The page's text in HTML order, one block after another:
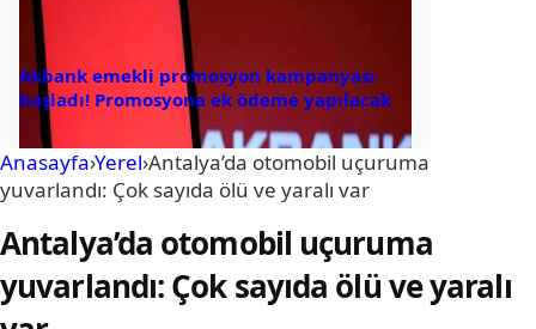
Akbank emekli promosyon kampanyası
başladı! Promosyona ek ödeme yapılacak
Anasayfa›Yerel›Antalya’da otomobil uçuruma
yuvarlandı: Çok sayıda ölü ve yaralı var
Antalya’da otomobil uçuruma
yuvarlandı: Çok sayıda ölü ve yaralı